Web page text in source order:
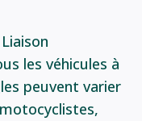
les véhicules à
peuvent varier